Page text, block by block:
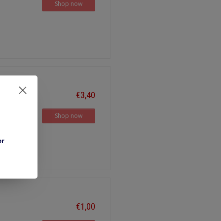
Shop now
€3,40
Shop now
€1,00